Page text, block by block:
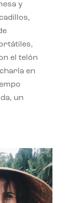
y
el telón
en
un